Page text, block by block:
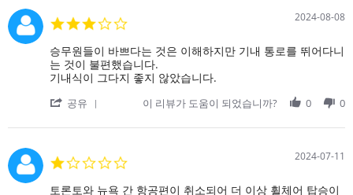
경
험
었
습
니
다.
탑
전
좌
내
비
스
는
륭
습
다.
소
원
박
이
었
습
니
다.
서
비
스
중
습
on
8
Aug
2024
rating
2024-08-08
Review
by
on
Aug
review
stating
승
원
이
쁘
다
는
승무원들이 바쁘다는 것은 이해하지만 기내 통로를 뛰어다니
는 것이 불편했습니다.
기내식이 그다지 좋지 않았습니다.
공유
Review
on
8
Aug
이 리뷰가 도움이 되었습니까? 0 0
rating
2024-07-11
Review
review
토론토와 뉴욕 간 항공편이 취소되어 더 이상 휠체어 탑승이